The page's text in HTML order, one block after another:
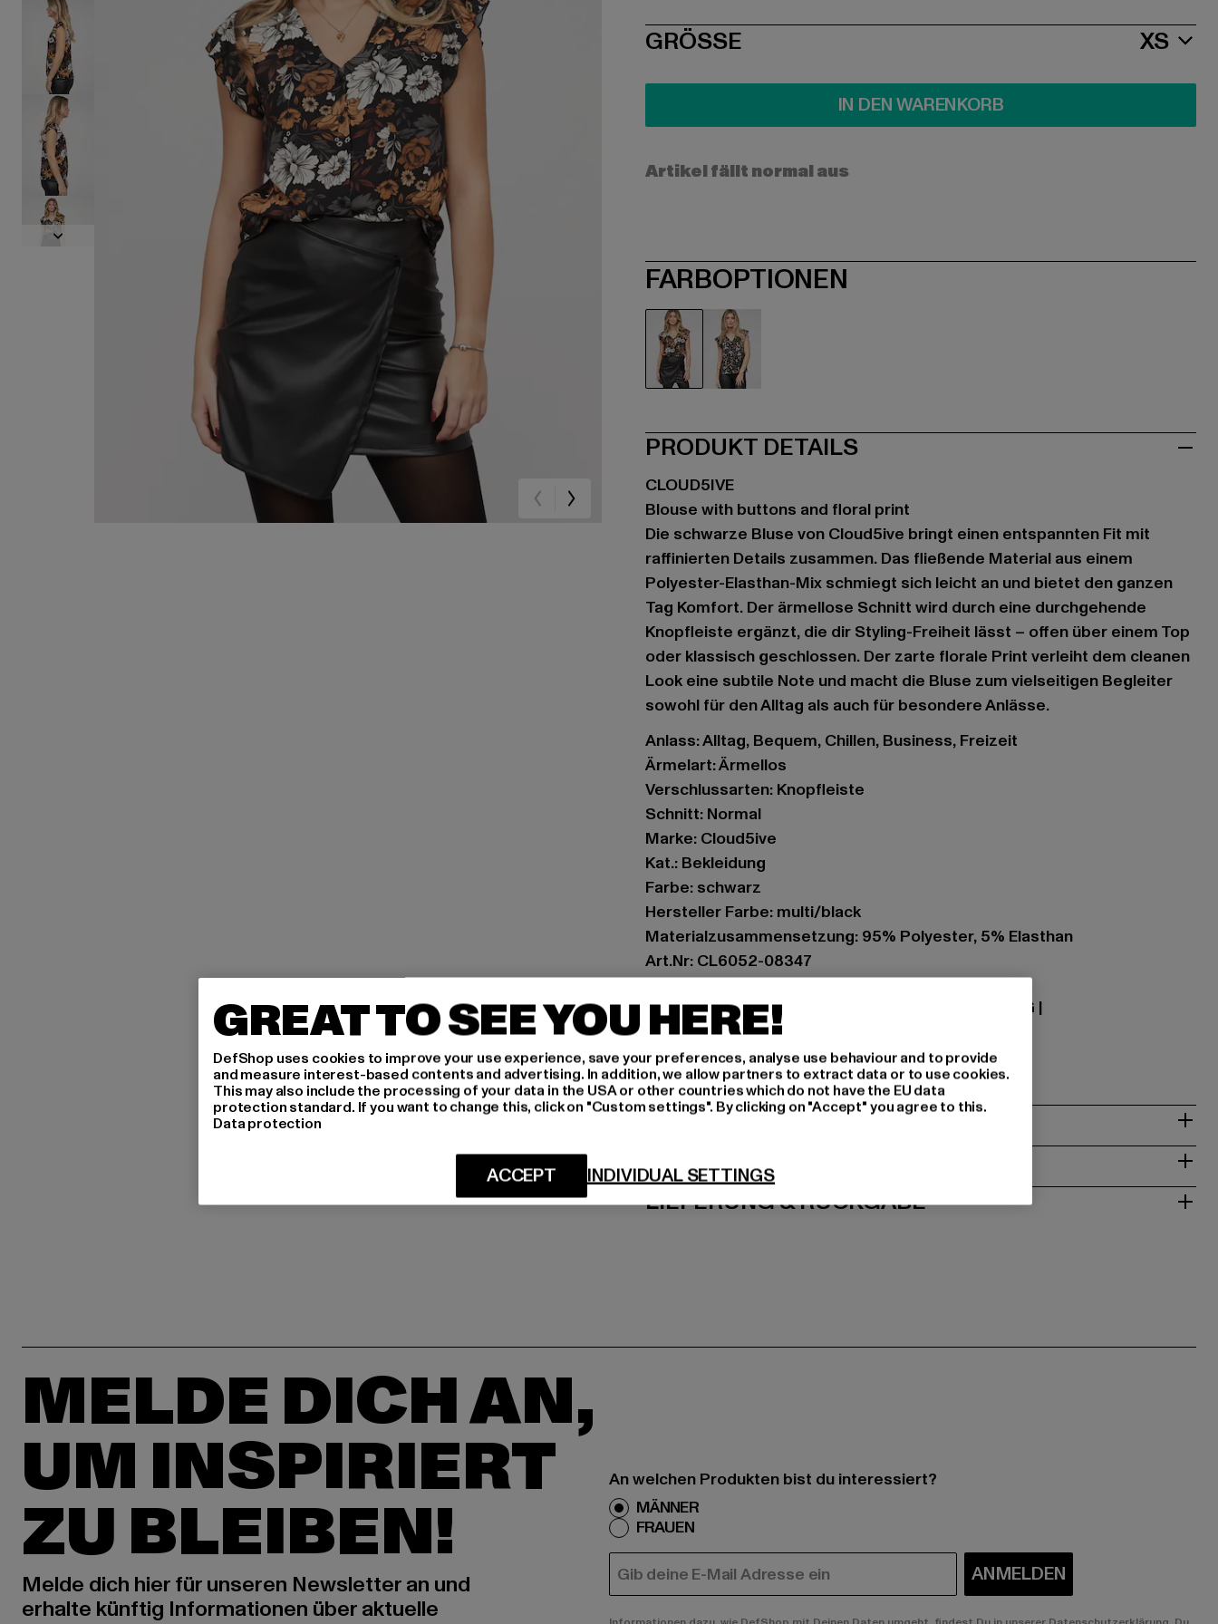
SIZE
GRÖSSE XS
IN DEN WARENKORB
Artikel fällt normal aus
FARBOPTIONEN
PRODUKT DETAILS
CLOUD5IVE
Blouse with buttons and floral print
Die schwarze Bluse von Cloud5ive bringt einen entspannten Fit mit
raffinierten Details zusammen. Das fließende Material aus einem
Polyester-Elasthan-Mix schmiegt sich leicht an und bietet den ganzen
Tag Komfort. Der ärmellose Schnitt wird durch eine durchgehende
Knopfleiste ergänzt, die dir Styling-Freiheit lässt – offen über einem Top
oder klassisch geschlossen. Der zarte florale Print verleiht dem cleanen
Look eine subtile Note und macht die Bluse zum vielseitigen Begleiter
sowohl für den Alltag als auch für besondere Anlässe.
Anlass: Alltag, Bequem, Chillen, Business, Freizeit
Ärmelart: Ärmellos
Verschlussarten: Knopfleiste
Schnitt: Normal
Marke: Cloud5ive
Kat.: Bekleidung
Farbe: schwarz
Hersteller Farbe: multi/black
Materialzusammensetzung: 95% Polyester, 5% Elasthan
Art.Nr: CL6052-08347
Hersteller: Styleboom Textilhandels GmbH & Co. KG |
info@77onlineshop.eu
Am Kapellhof 22 | 47608 Geldern | DE
GRÖSSE & PASSFORM
PFLEGEHINWEISE
LIEFERUNG & RÜCKGABE
MELDE DICH AN,
UM INSPIRIERT
ZU BLEIBEN!
Melde dich hier für unseren Newsletter an und
erhalte künftig Informationen über aktuelle
An welchen Produkten bist du interessiert?
MÄNNER
FRAUEN
E-MAIL ANMELDEN
GREAT TO SEE YOU HERE!
DefShop uses cookies to improve your use experience, save your preferences, analyse use behaviour and to provide
and measure interest-based contents and advertising. In addition, we allow partners to extract data or to use cookies.
This may also include the processing of your data in the USA or other countries which do not have the EU data
protection standard. If you want to change this, click on "Custom settings". By clicking on "Accept" you agree to this.
Data protection
INDIVIDUAL SETTINGS
ACCEPT